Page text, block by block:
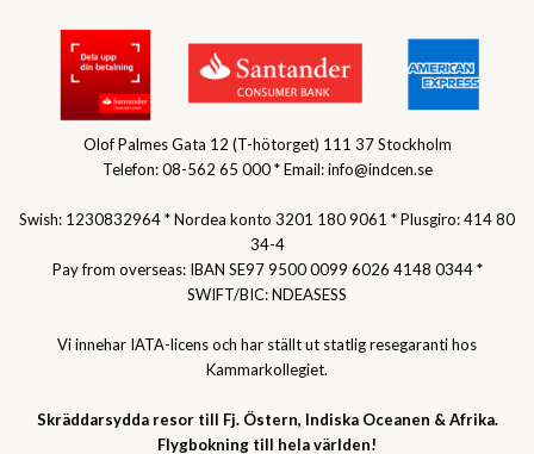
Olof Palmes Gata 12 (T-hötorget) 111 37 Stockholm
Telefon: 08-562 65 000 * Email: info@indcen.se
Swish: 1230832964 * Nordea konto 3201 180 9061 * Plusgiro: 414 80
34-4
Pay from overseas: IBAN SE97 9500 0099 6026 4148 0344 *
SWIFT/BIC: NDEASESS
Vi innehar IATA-licens och har ställt ut statlig resegaranti hos
Kammarkollegiet.
Skräddarsydda resor till Fj. Östern, Indiska Oceanen & Afrika.
Flygbokning till hela världen!